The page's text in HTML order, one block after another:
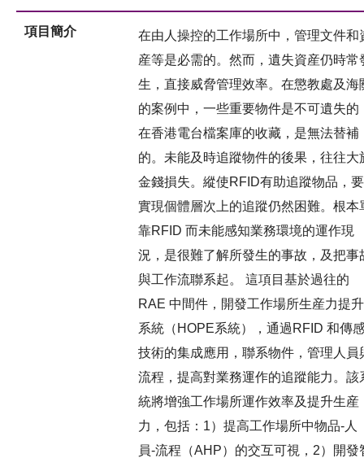
項目簡介
在由人操控的工作場所中，管理文件和
産等是必需的。然而，遺失資産仍時常
生，直接威脅管理效率。在懲教處及海
的案例中，一些重要物件是不可遺失的
在香港電台檔案庫的收藏，是無法替補
的。未能及時追蹤物件的後果，往往大
金錢損失。縱使RFID有助追蹤物品，要
實現個體層次上的追蹤仍然困難。根本
靠RFID 而未能感知業務環境的運作現
況，是很難了解所發生的事故，及把事
與工作流聯系起。 這項目基於過往的
RAE 中間件，開發工作場所生産力提升
系統（HOPE系統），通過RFID 和傳
技術的集成應用，聯系物件，管理人員
流程，提高對業務運作的追蹤能力。該
統將增強工作場所運作效率及提升生産
力，包括：1）提高工作場所中物品-人
員-流程（AHP）的交互可視，2）開發